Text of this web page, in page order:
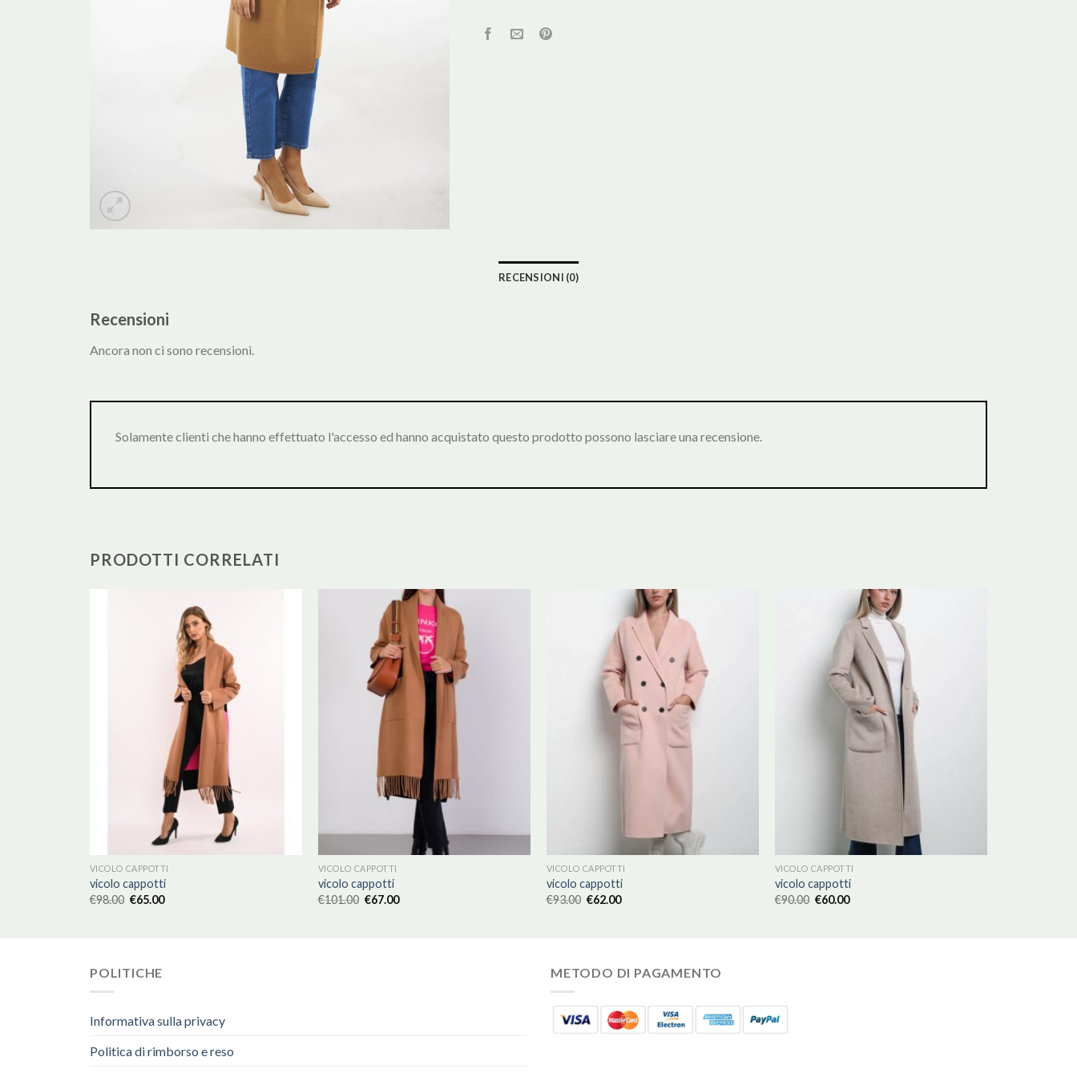
RECENSIONI (0)
Recensioni
Ancora non ci sono recensioni.
Solamente clienti che hanno effettuato l'accesso ed hanno acquistato questo prodotto possono lasciare una recensione.
PRODOTTI CORRELATI
VICOLO CAPPOTTI
vicolo cappotti
€98.00 €65.00
VICOLO CAPPOTTI
vicolo cappotti
€101.00 €67.00
VICOLO CAPPOTTI
vicolo cappotti
€93.00 €62.00
VICOLO CAPPOTTI
vicolo cappotti
€90.00 €60.00
POLITICHE
Informativa sulla privacy
Politica di rimborso e reso
METODO DI PAGAMENTO